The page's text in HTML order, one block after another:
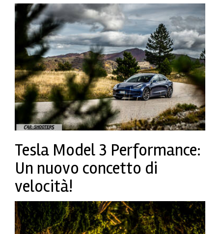
Tesla Model 3 Performance:
Un nuovo concetto di
velocità!